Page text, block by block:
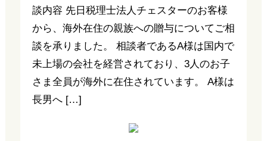
談内容 先日税理士法人チェスターのお客様
から、海外在住の親族への贈与についてご相
談を承りました。 相談者であるA様は国内で
未上場の会社を経営されており、3人のお子
さま全員が海外に在住されています。 A様は
長男へ […]